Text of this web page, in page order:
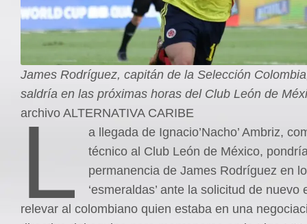
Registro ISSN: 2711-3299
James Rodríguez, capitán de la Selección
saldría en las próximas horas del Club León de
archivo ALTERNATIVA CARIBE
L
a llegada de Ignacio’Nacho’ Ambriz,
técnico al Club León de México,
permanencia de James Rodríguez en
‘esmeraldas’ ante la solicitud de nuevo
relevar al colombiano quien estaba en una